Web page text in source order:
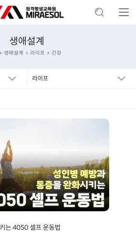
생애설계
생애설계 라이프 건강
라이프
는 4050 셀프 운동법